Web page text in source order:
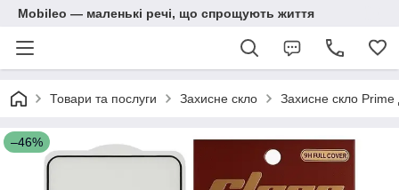
Mobileo — маленькі речі, що спрощують життя
Товари та послуги Захисне скло Захисне скло
–46%